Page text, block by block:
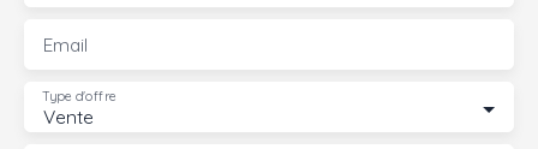
Email
Vente
Type d'offre